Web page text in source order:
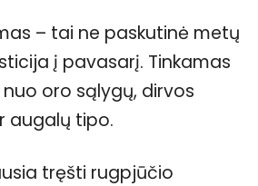
– tai ne paskutinė metų
į pavasarį. Tinkamas
oro sąlygų, dirvos
augalų tipo.
tręšti rugpjūčio